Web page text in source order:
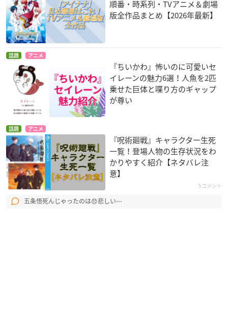
順番・時系列・TVアニメ＆劇場
版全作品まとめ【2026年最新】
話題 アニメ
『ちいかわ』怖いのに可愛いセ
イレーンの魅力6選！人魚を2匹
乗せた巨体と喋り方のギャップ
が尊い
話題 アニメ
『呪術廻戦』キャラクター生死
一覧！登場人物の生存状況をわ
かりやすく紹介【ネタバレ注
意】
5コメント
五条悟死んじゃったのは😞悲しい⋯